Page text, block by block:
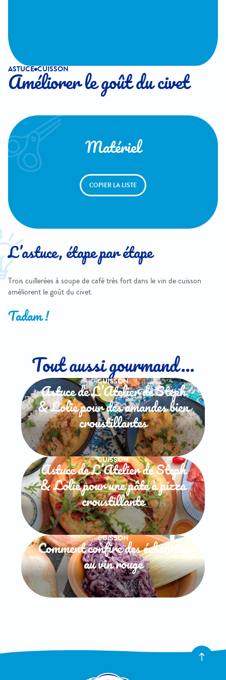
ASTUCE CUISSON
Améliorer le goût du civet
Matériel
COPIER LA LISTE
L’astuce, étape par étape
Trois cuillerées à soupe de café très fort dans le vin de cuisson
améliorent le goût du civet.
Tadam !
Tout aussi gourmand...
CUISSON
Astuce de L’Atelier de Steph
& Lolie pour des amandes bien
croustillantes
CUISSON
Astuce de L’Atelier de Steph
& Lolie pour une pâte à pizza
croustillante
CUISSON
Comment confire des échalotes
au vin rouge